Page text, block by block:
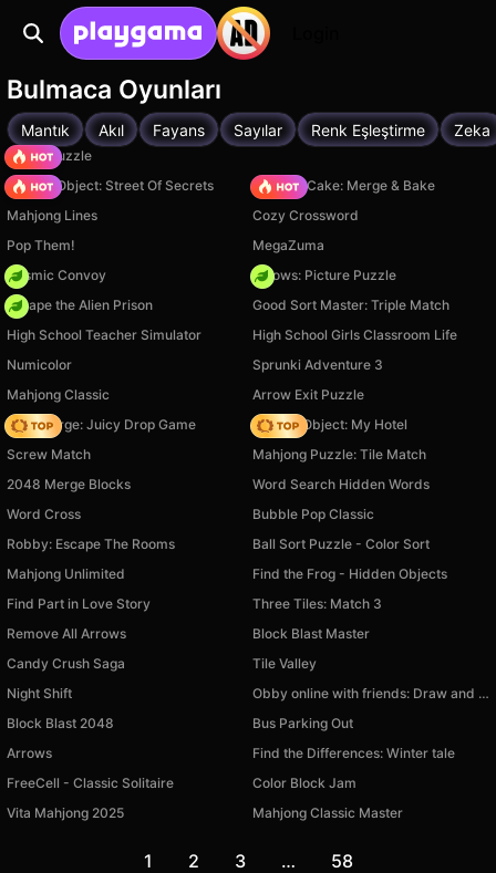
Bulmaca Oyunları
Mantık Akıl Fayans Sayılar Renk Eşleştirme Zeka
Arrow Puzzle
Hidden Object: Street Of Secrets
Piece of Cake: Merge & Bake
Mahjong Lines
Cozy Crossword
Pop Them!
MegaZuma
Cosmic Convoy
Arrows: Picture Puzzle
Escape the Alien Prison
Good Sort Master: Triple Match
High School Teacher Simulator
High School Girls Classroom Life
Numicolor
Sprunki Adventure 3
Mahjong Classic
Arrow Exit Puzzle
Fruit Merge: Juicy Drop Game
Hidden Object: My Hotel
Screw Match
Mahjong Puzzle: Tile Match
2048 Merge Blocks
Word Search Hidden Words
Word Cross
Bubble Pop Classic
Robby: Escape The Rooms
Ball Sort Puzzle - Color Sort
Mahjong Unlimited
Find the Frog - Hidden Objects
Find Part in Love Story
Three Tiles: Match 3
Remove All Arrows
Block Blast Master
Candy Crush Saga
Tile Valley
Night Shift
Obby online with friends: Draw and Jump!
Block Blast 2048
Bus Parking Out
Arrows
Find the Differences: Winter tale
FreeCell - Classic Solitaire
Color Block Jam
Vita Mahjong 2025
Mahjong Classic Master
1 2 3 … 58